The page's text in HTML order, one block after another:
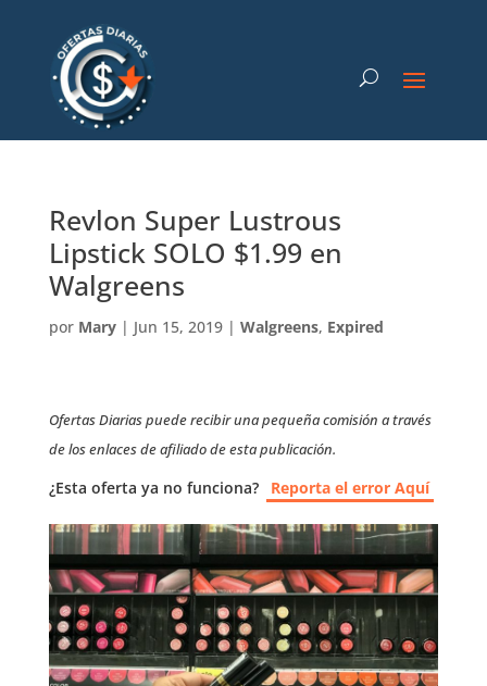
Revlon Super Lustrous
Lipstick SOLO $1.99 en
Walgreens
por Mary| Jun 15, 2019| Walgreens, Expired
Ofertas Diarias puede recibir una pequeña comisión a través
de los enlaces de afiliado de esta publicación.
¿Esta oferta ya no funciona? Reporta el error Aquí